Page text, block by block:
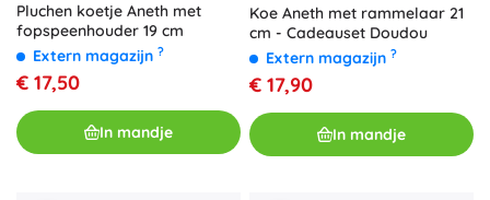
Pluchen koetje Aneth met
fopspeenhouder 19 cm
Extern magazijn ?
€ 17,50
In mandje
Koe Aneth met rammelaar 21
cm - Cadeauset Doudou
Extern magazijn ?
€ 17,90
In mandje